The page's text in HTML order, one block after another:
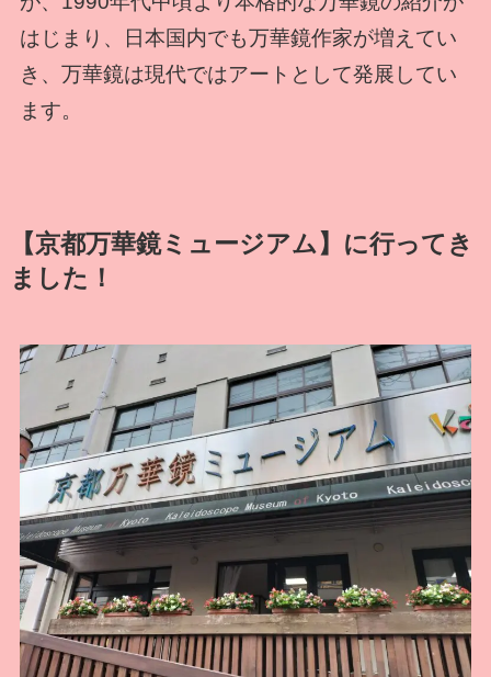
はじまり、日本国内でも万華鏡作家が増えてい
き、万華鏡は現代ではアートとして発展してい
ます。
【京都万華鏡ミュージアム】に行ってき
ました！